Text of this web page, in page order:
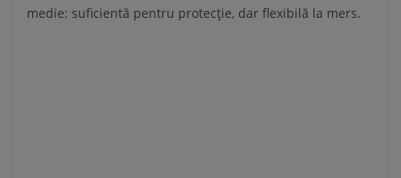
medie: suficientă pentru protecție, dar flexibilă la mers.